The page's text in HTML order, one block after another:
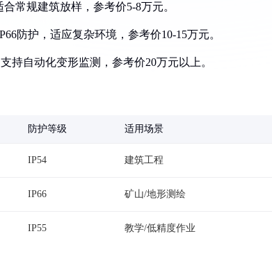
常规建筑放样，参考价5-8万元。
防护，适应复杂环境，参考价10-15万元。
持自动化变形监测，参考价20万元以上。
防护等级 适用场景
IP54 建筑工程
IP66 矿山/地形测绘
IP55 教学/低精度作业